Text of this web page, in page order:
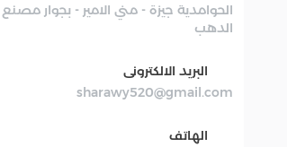
الحوامدية جيزة - مني الامير - بجوار
الدهب
البريد الالكترونى
sharawy520@gmail.com
الهاتف